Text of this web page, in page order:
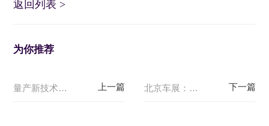
返回列表 >
为你推荐
量产新技术挑大梁，决胜下半场，北京车展上演AI大作战 北京车展：技术为王，产品为王，流量为王